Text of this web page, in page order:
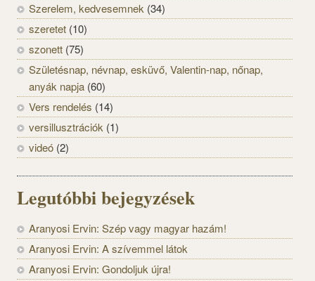
Szerelem, kedvesemnek (34)
szeretet (10)
szonett (75)
Születésnap, névnap, esküvő, Valentin-nap, nőnap,
anyák napja (60)
Vers rendelés (14)
versillusztrációk (1)
videó (2)
Legutóbbi bejegyzések
Aranyosi Ervin: Szép vagy magyar hazám!
Aranyosi Ervin: A szívemmel látok
Aranyosi Ervin: Gondoljuk újra!